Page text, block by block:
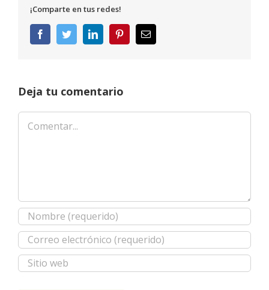
¡Comparte en tus redes!
FacebookTwitterLinkedInPinterestCorreo
electrónico
Deja tu comentario
Comentar